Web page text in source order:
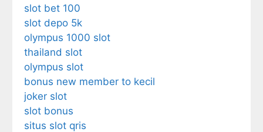
slot bet 100
slot depo 5k
olympus 1000 slot
thailand slot
olympus slot
bonus new member to kecil
joker slot
slot bonus
situs slot qris